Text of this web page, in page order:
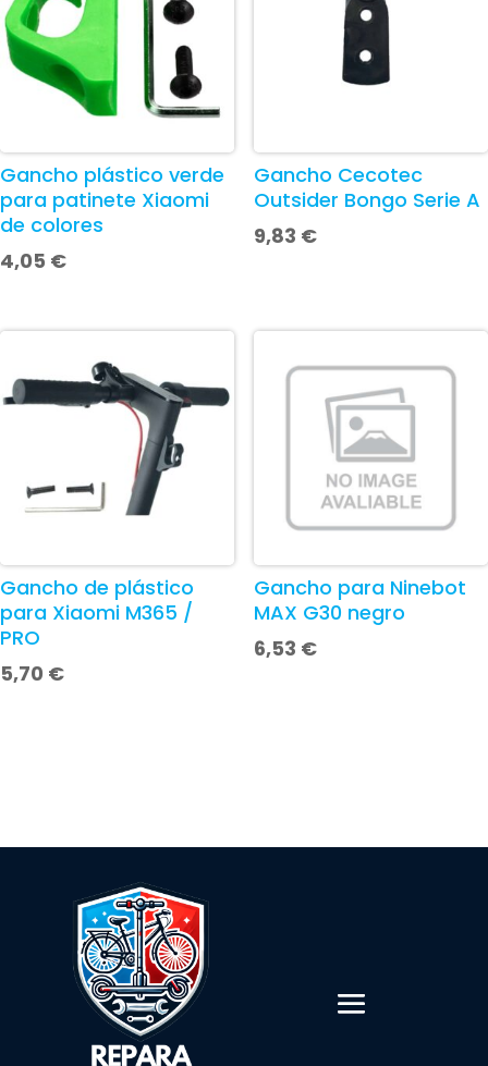
Gancho plástico verde
para patinete Xiaomi
de colores
4,05 €
Gancho Cecotec
Outsider Bongo Serie A
9,83 €
Gancho de plástico
para Xiaomi M365 /
PRO
5,70 €
Gancho para Ninebot
MAX G30 negro
6,53 €